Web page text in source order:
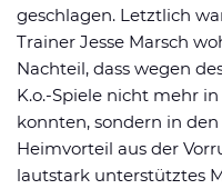
geschlagen. Letztlich
Trainer Jesse Marsch
Nachteil, dass wegen
K.o.-Spiele nicht mehr
konnten, sondern in
Heimvorteil aus der
lautstark unterstütztes